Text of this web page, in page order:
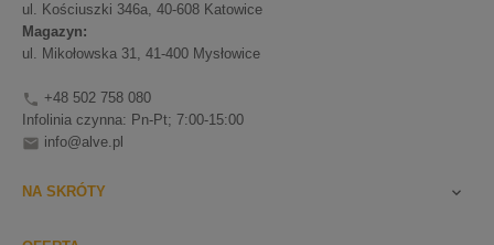
ul. Kościuszki 346a, 40-608 Katowice
Magazyn:
ul. Mikołowska 31, 41-400 Mysłowice
 +48 502 758 080
Infolinia czynna: Pn-Pt; 7:00-15:00
 info@alve.pl
NA SKRÓTY 